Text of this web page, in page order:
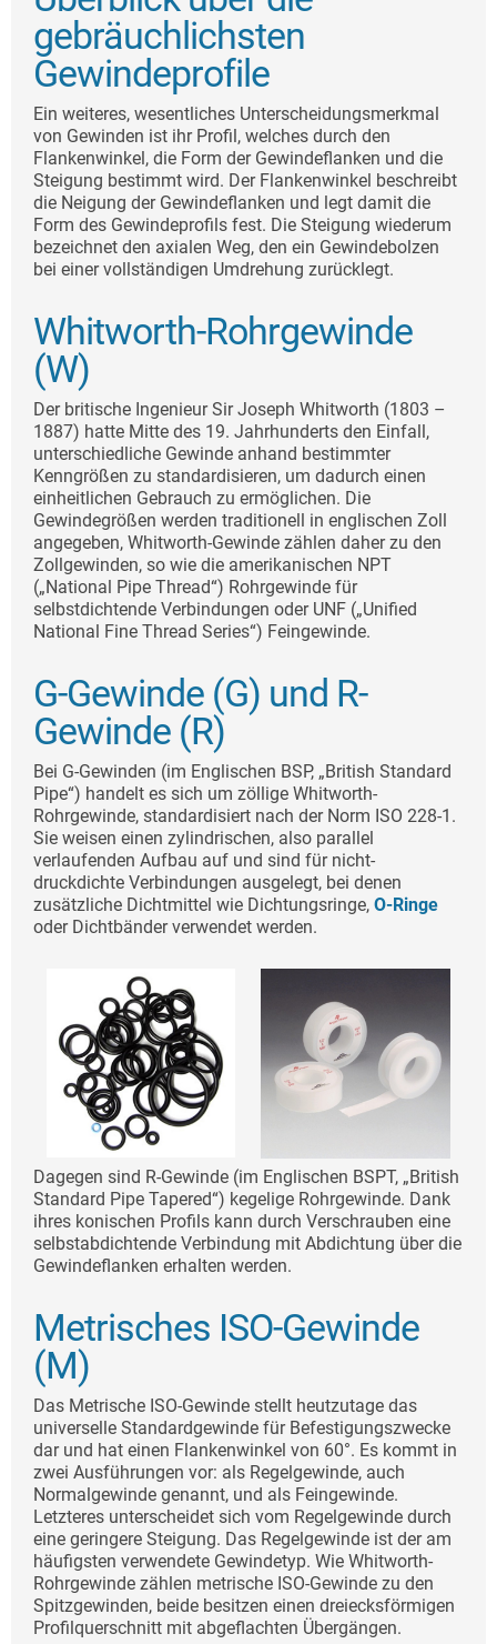
gebräuchlichsten
Gewindeprofile
Ein weiteres, wesentliches Unterscheidungsmerkmal
von Gewinden ist ihr Profil, welches durch den
Flankenwinkel, die Form der Gewindeflanken und die
Steigung bestimmt wird. Der Flankenwinkel beschreibt
die Neigung der Gewindeflanken und legt damit die
Form des Gewindeprofils fest. Die Steigung wiederum
bezeichnet den axialen Weg, den ein Gewindebolzen
bei einer vollständigen Umdrehung zurücklegt.
Whitworth-Rohrgewinde
(W)
Der britische Ingenieur Sir Joseph Whitworth (1803 –
1887) hatte Mitte des 19. Jahrhunderts den Einfall,
unterschiedliche Gewinde anhand bestimmter
Kenngrößen zu standardisieren, um dadurch einen
einheitlichen Gebrauch zu ermöglichen. Die
Gewindegrößen werden traditionell in englischen Zoll
angegeben, Whitworth-Gewinde zählen daher zu den
Zollgewinden, so wie die amerikanischen NPT
(„National Pipe Thread“) Rohrgewinde für
selbstdichtende Verbindungen oder UNF („Unified
National Fine Thread Series“) Feingewinde.
G-Gewinde (G) und R-
Gewinde (R)
Bei G-Gewinden (im Englischen BSP, „British Standard
Pipe“) handelt es sich um zöllige Whitworth-
Rohrgewinde, standardisiert nach der Norm ISO 228-1.
Sie weisen einen zylindrischen, also parallel
verlaufenden Aufbau auf und sind für nicht-
druckdichte Verbindungen ausgelegt, bei denen
zusätzliche Dichtmittel wie Dichtungsringe, O-Ringe
oder Dichtbänder verwendet werden.
Dagegen sind R-Gewinde (im Englischen BSPT, „British
Standard Pipe Tapered“) kegelige Rohrgewinde. Dank
ihres konischen Profils kann durch Verschrauben eine
selbstabdichtende Verbindung mit Abdichtung über die
Gewindeflanken erhalten werden.
Metrisches ISO-Gewinde
(M)
Das Metrische ISO-Gewinde stellt heutzutage das
universelle Standardgewinde für Befestigungszwecke
dar und hat einen Flankenwinkel von 60°. Es kommt in
zwei Ausführungen vor: als Regelgewinde, auch
Normalgewinde genannt, und als Feingewinde.
Letzteres unterscheidet sich vom Regelgewinde durch
eine geringere Steigung. Das Regelgewinde ist der am
häufigsten verwendete Gewindetyp. Wie Whitworth-
Rohrgewinde zählen metrische ISO-Gewinde zu den
Spitzgewinden, beide besitzen einen dreiecksförmigen
Profilquerschnitt mit abgeflachten Übergängen.